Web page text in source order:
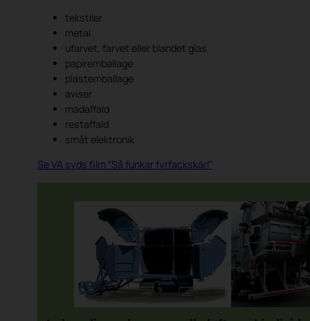
tekstiler
metal
ufarvet, farvet eller blandet glas
papiremballage
plastemballage
aviser
madaffald
restaffald
småt elektronik
Se VA syds film “Så funkar fyrfackskärl”